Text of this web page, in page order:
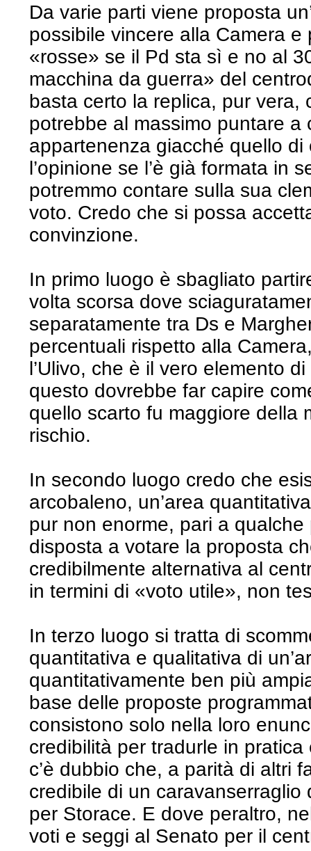
Da varie parti viene proposta
possibile vincere alla Camera
«rosse» se il Pd sta sì e no al
macchina da guerra» del
basta certo la replica, pur vera,
potrebbe al massimo puntare
appartenenza giacché quello
l’opinione se l’è già formata in
potremmo contare sulla sua
voto. Credo che si possa
convinzione.
In primo luogo è sbagliato
volta scorsa dove
separatamente tra Ds e
percentuali rispetto alla
l’Ulivo, che è il vero elemento
questo dovrebbe far capire
quello scarto fu maggiore della
rischio.
In secondo luogo credo che
arcobaleno, un’area
pur non enorme, pari a
disposta a votare la proposta
credibilmente alternativa al
in termini di «voto utile», non
In terzo luogo si tratta di
quantitativa e qualitativa di
quantitativamente ben più
base delle proposte
consistono solo nella loro
credibilità per tradurle in
c’è dubbio che, a parità di altri
credibile di un
per Storace. E dove peraltro,
voti e seggi al Senato per il